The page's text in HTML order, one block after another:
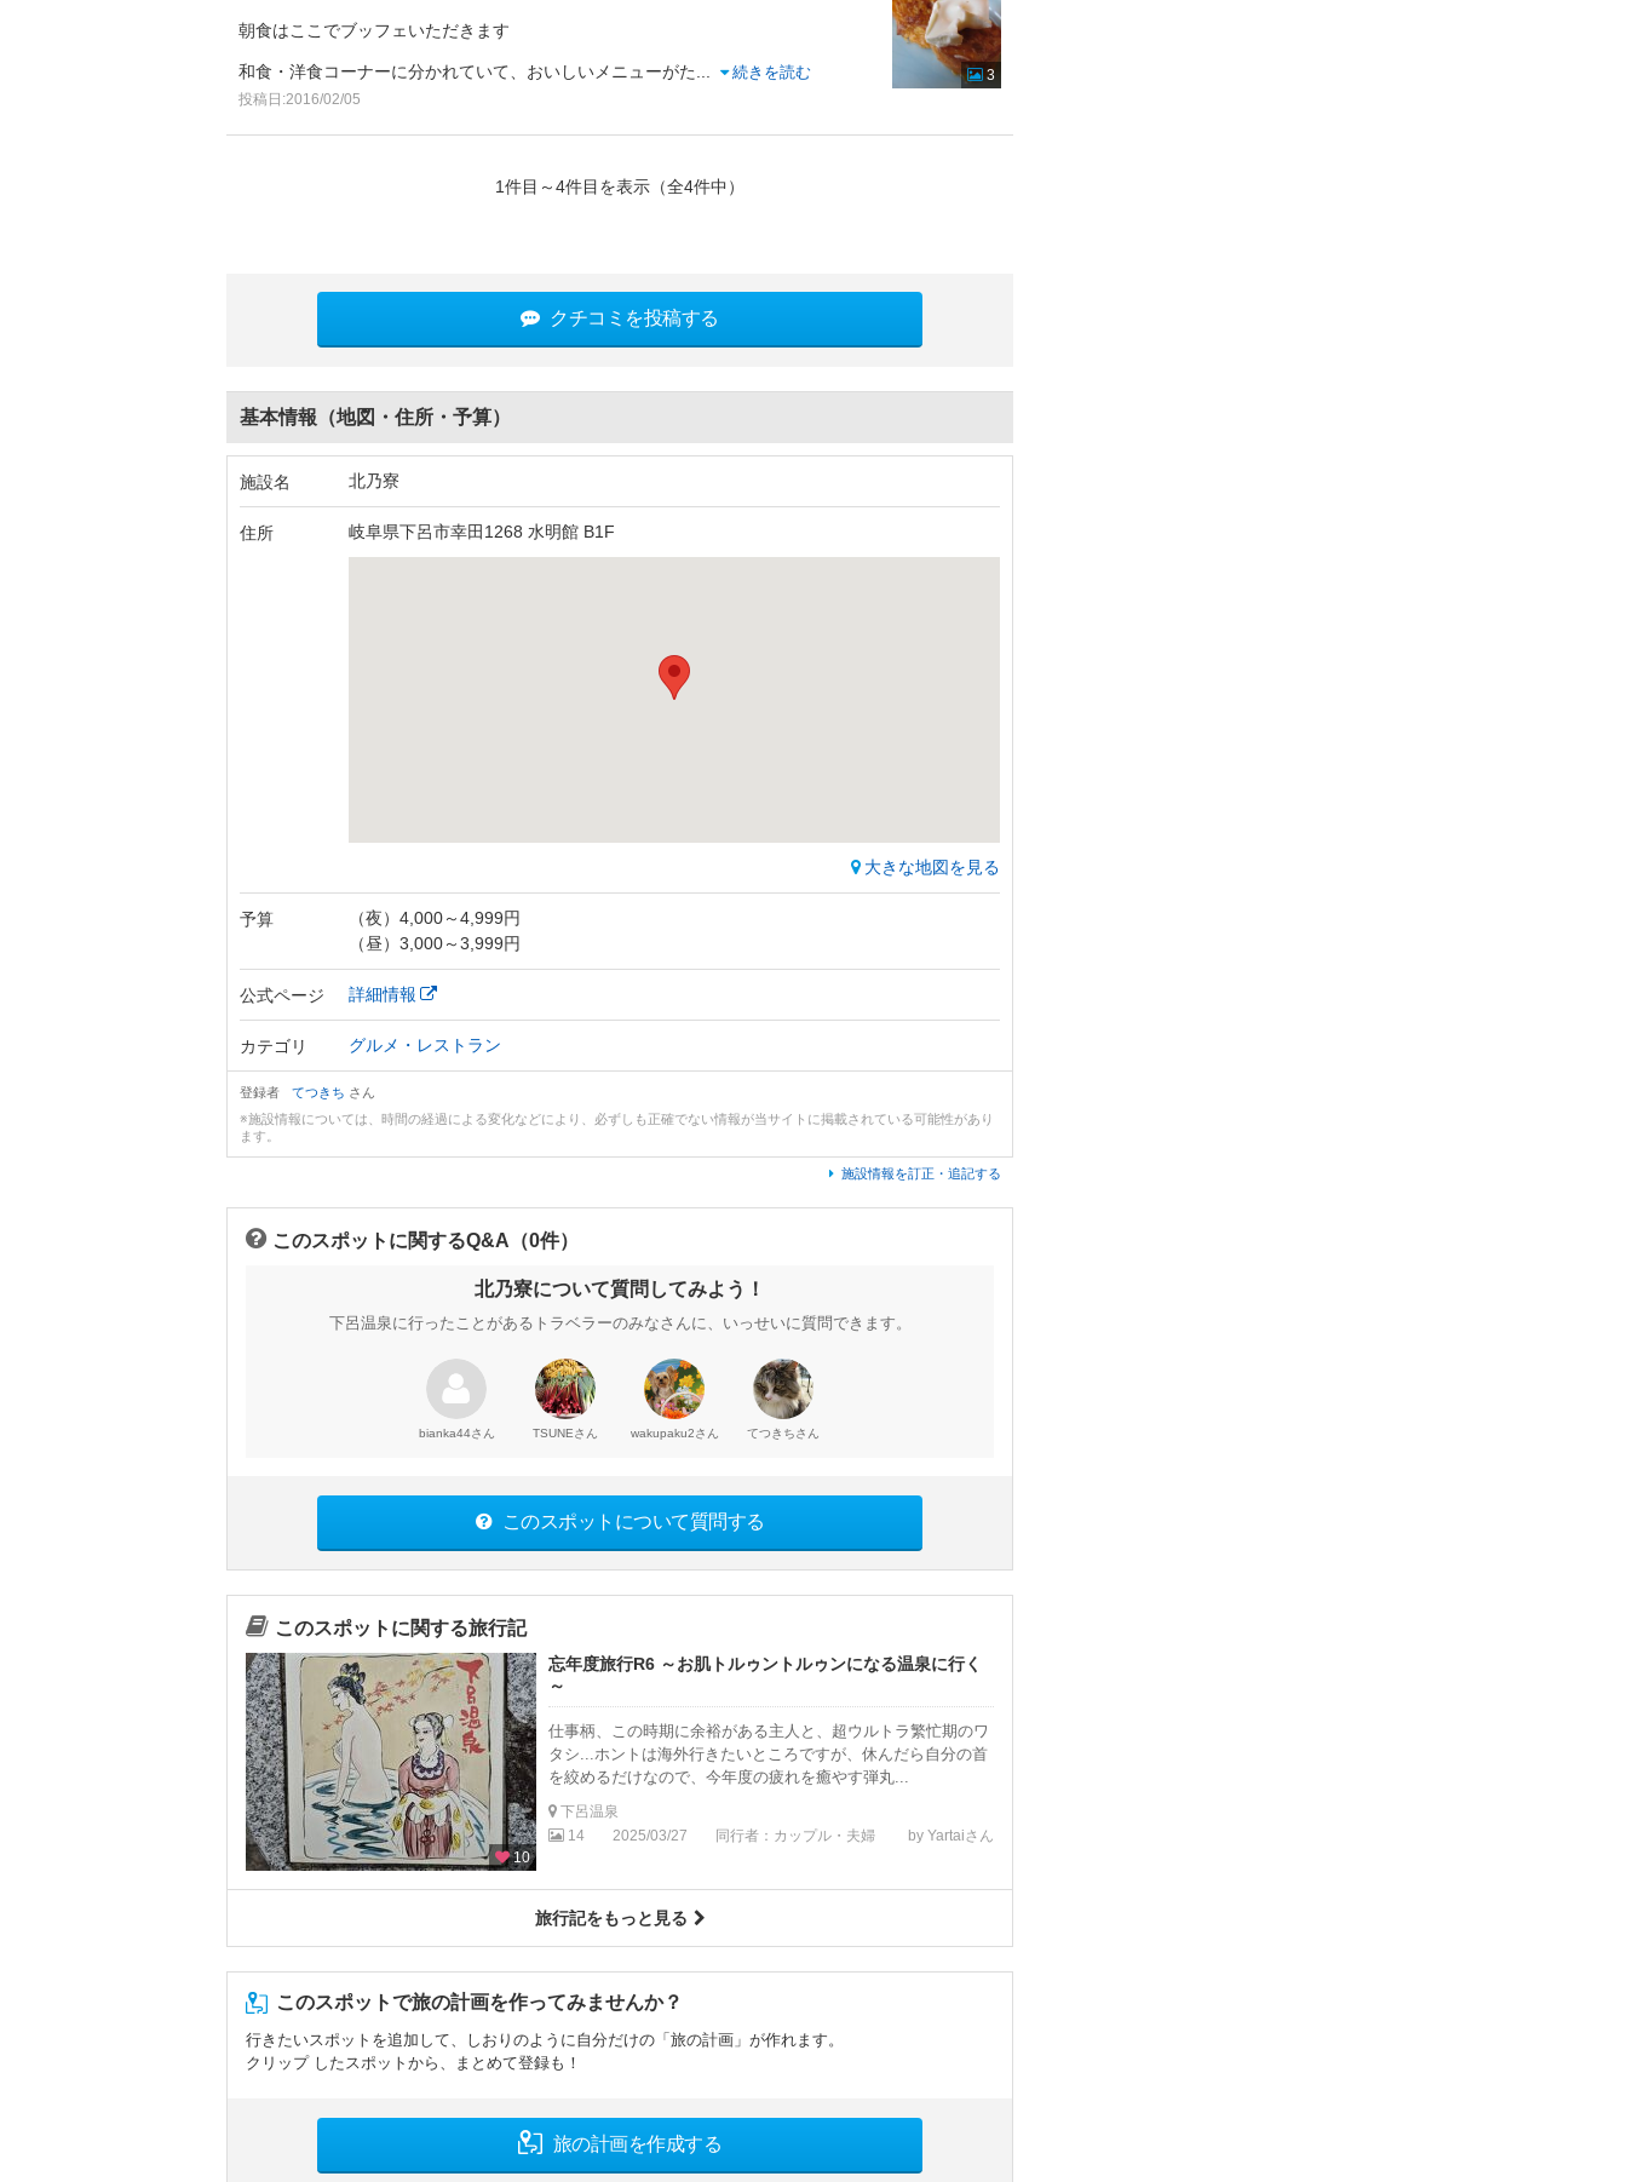
朝食はここでブッフェいただきます
和食・洋食コーナーに分かれていて、おいしいメニューがた 続きを読む
投稿日:2016/02/05
3
1件目～4件目を表示（全4件中）
クチコミを投稿する
基本情報（地図・住所・予算）
施設名 北乃寮
住所 岐阜県下呂市幸田1268 水明館 B1F
大きな地図を見る
予算
（夜）4,000～4,999円
（昼）3,000～3,999円
公式ページ 詳細情報
カテゴリ グルメ・レストラン
登録者 てつきち さん
※施設情報については、時間の経過による変化などにより、必ずしも正確でない情報が当サイトに掲載されている可能性があり
ます。
施設情報を訂正・追記する
このスポットに関するQ&A（0件）
北乃寮について質問してみよう！
下呂温泉に行ったことがあるトラベラーのみなさんに、いっせいに質問できます。
bianka44さん TSUNEさん wakupaku2さん てつきちさん
このスポットについて質問する
このスポットに関する旅行記
10
忘年度旅行R6 ～お肌トルゥントルゥンになる温泉に行く
～
仕事柄、この時期に余裕がある主人と、超ウルトラ繁忙期のワ
タシ...ホントは海外行きたいところですが、休んだら自分の首
を絞めるだけなので、今年度の疲れを癒やす弾丸...
下呂温泉
14
2025/03/27 同行者：カップル・夫婦 by Yartaiさん
旅行記をもっと見る
このスポットで旅の計画を作ってみませんか？
行きたいスポットを追加して、しおりのように自分だけの「旅の計画」が作れます。
クリップ したスポットから、まとめて登録も！
旅の計画を作成する